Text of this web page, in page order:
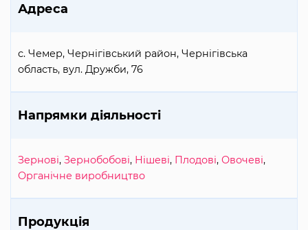
Адреса
с. Чемер, Чернігівський район, Чернігівська
область, вул. Дружби, 76
Напрямки діяльності
Зернові, Зернобобові, Нішеві, Плодові, Овочеві,
Органічне виробництво
Продукція